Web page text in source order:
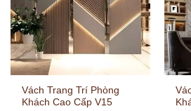
Vách Trang Trí Phòng
Khách Cao Cấp V15